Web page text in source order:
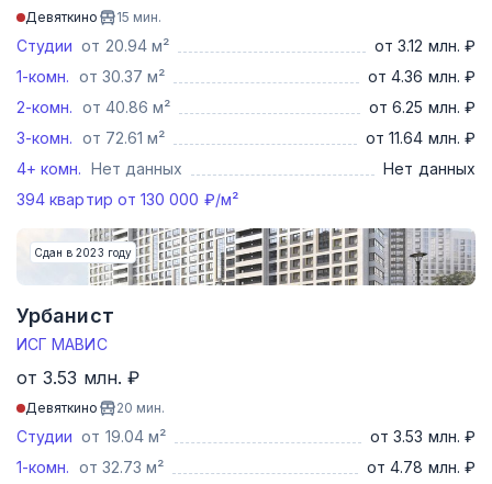
Девяткино 15 мин.
Студии от 20.94 м²
от 3.12 млн. ₽
1-комн. от 30.37 м²
от 4.36 млн. ₽
2-комн. от 40.86 м²
от 6.25 млн. ₽
3-комн. от 72.61 м²
от 11.64 млн. ₽
4+ комн. Нет данных
Нет данных
394 квартир от130 000 ₽/м²
Сдан в 2023 году
Урбанист
ИСГ МАВИС
от 3.53 млн. ₽
Девяткино 20 мин.
Студии от 19.04 м²
от 3.53 млн. ₽
1-комн. от 32.73 м²
от 4.78 млн. ₽